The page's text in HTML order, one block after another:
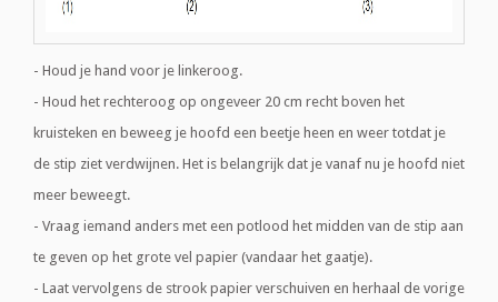
- Houd je hand voor je linkeroog.
- Houd het rechteroog op ongeveer 20 cm recht boven het
kruisteken en beweeg je hoofd een beetje heen en weer totdat je
de stip ziet verdwijnen. Het is belangrijk dat je vanaf nu je hoofd niet
meer beweegt.
- Vraag iemand anders met een potlood het midden van de stip aan
te geven op het grote vel papier (vandaar het gaatje).
- Laat vervolgens de strook papier verschuiven en herhaal de vorige